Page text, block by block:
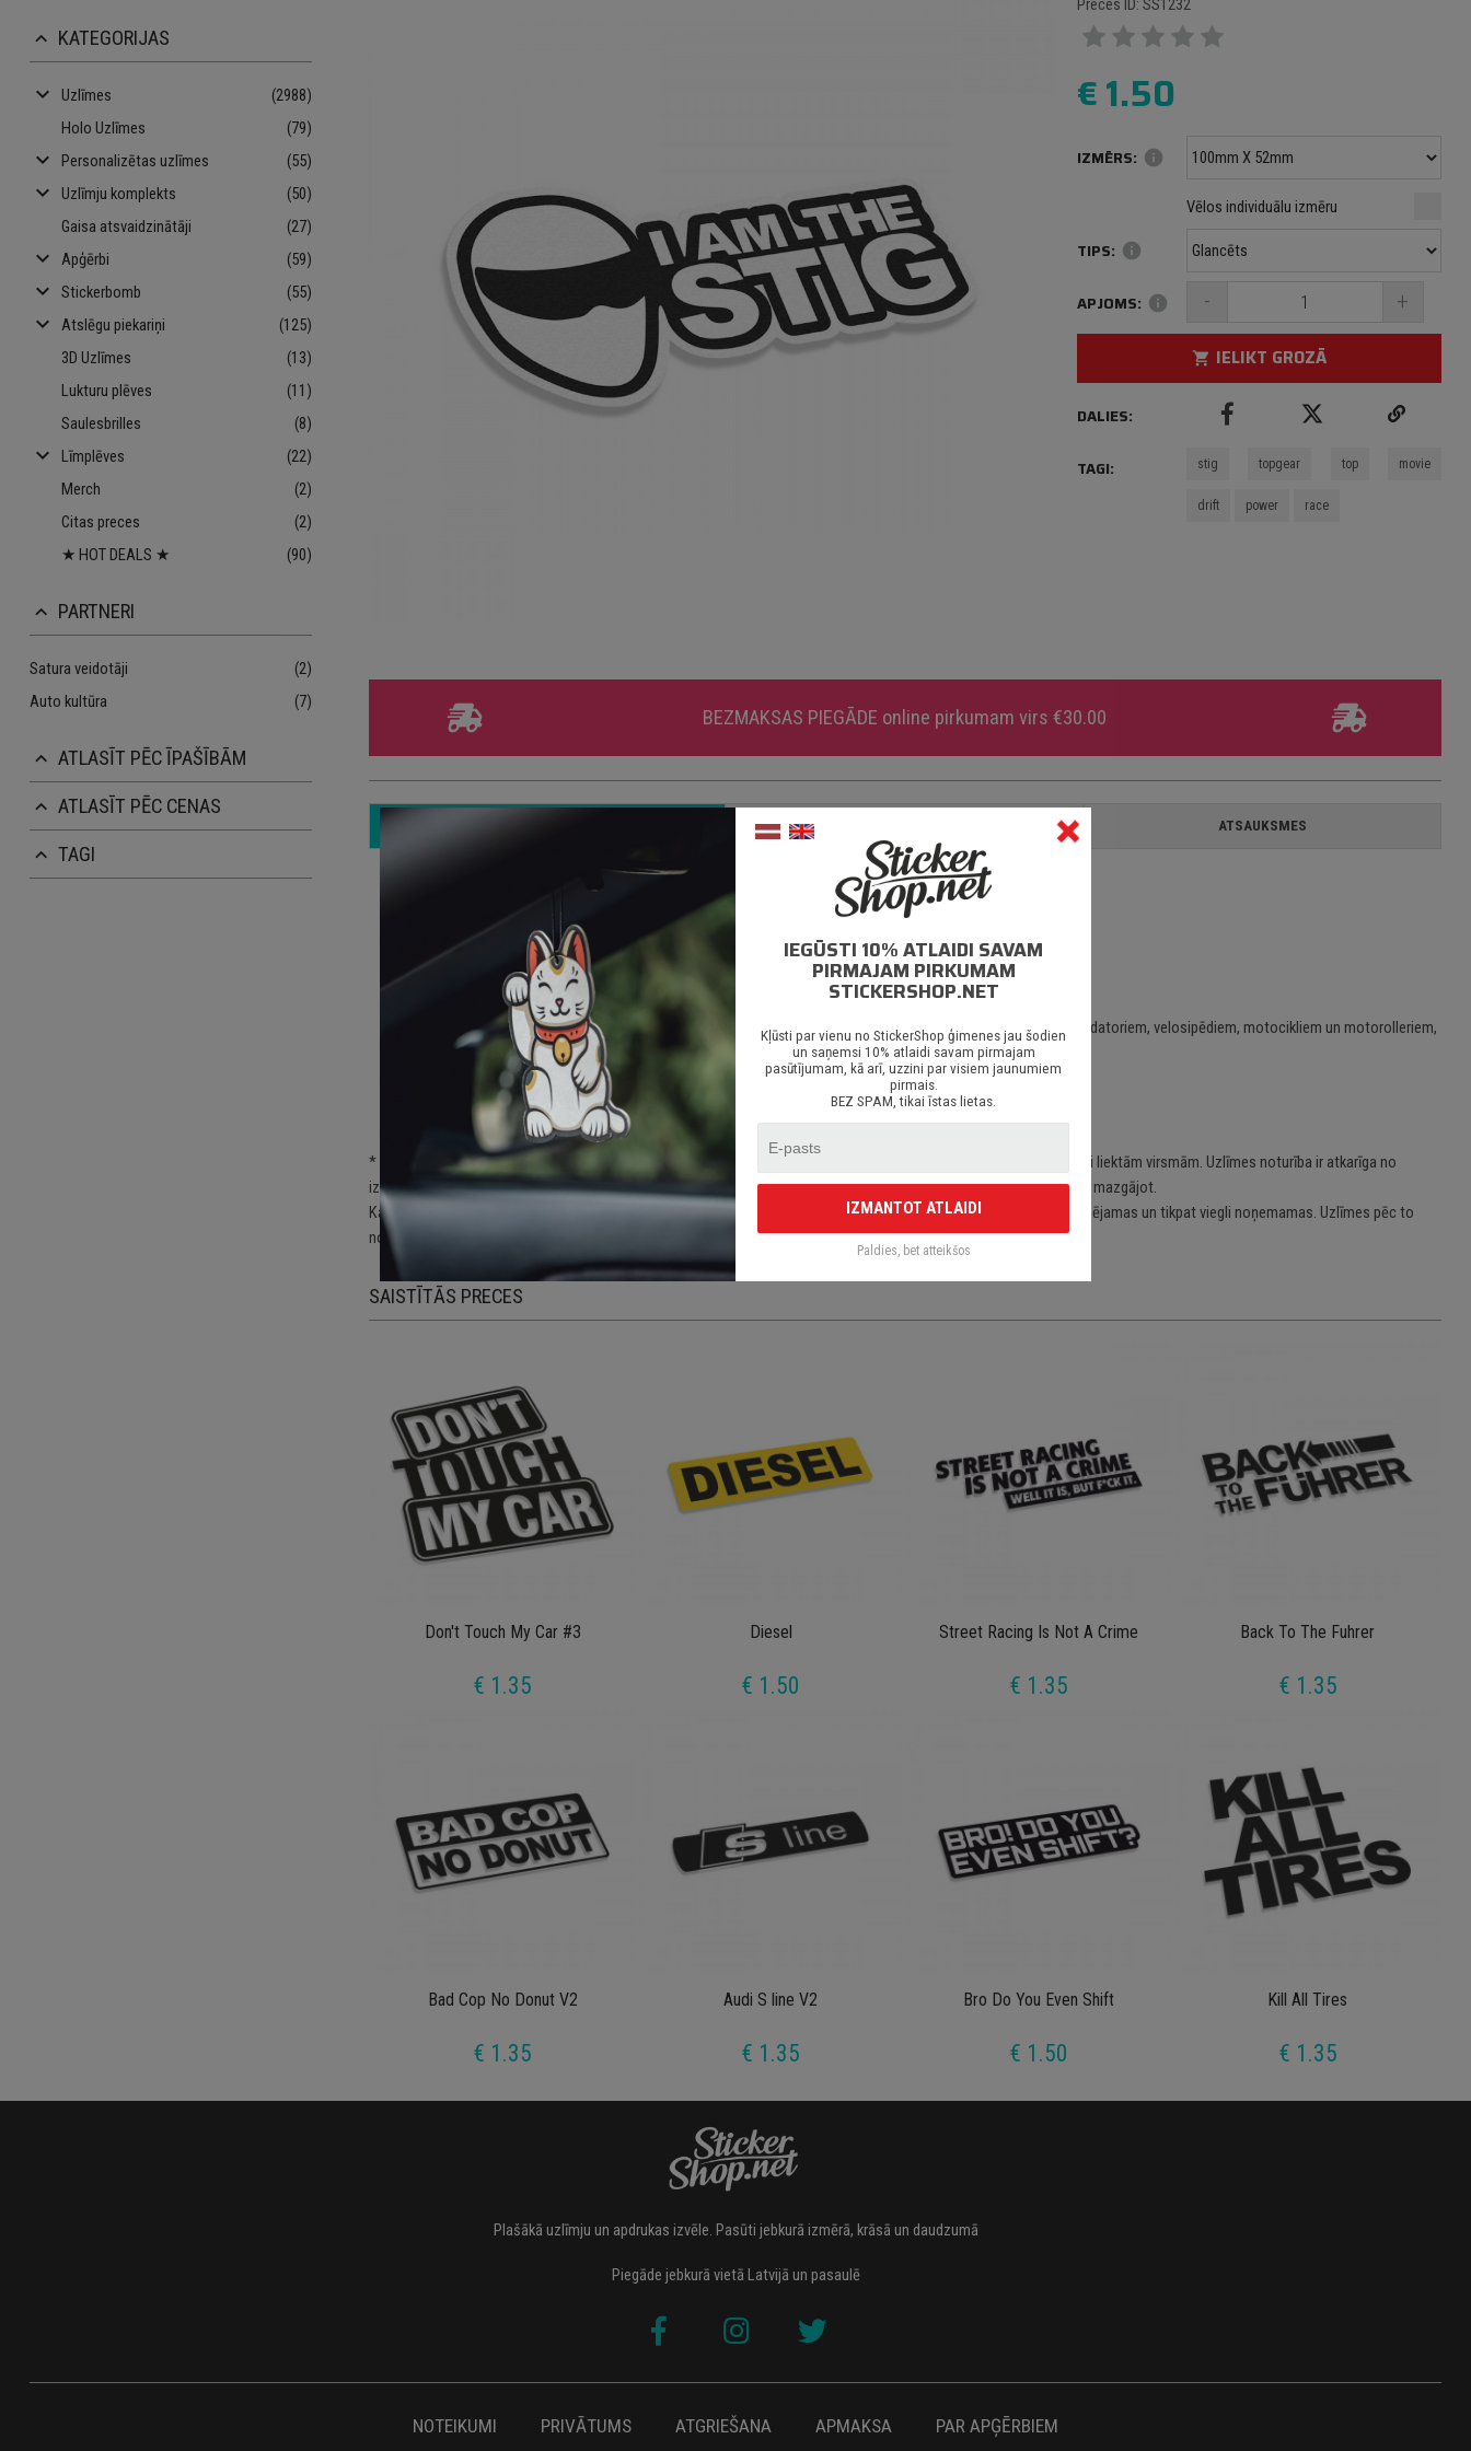
keyboard_arrow_up KATEGORIJAS
keyboard_arrow_down Uzlīmes
(2988)
Holo Uzlīmes
(79)
keyboard_arrow_down Personalizētas uzlīmes (55)
keyboard_arrow_down Uzlīmju komplekts
(50)
Gaisa atsvaidzinātāji
(27)
keyboard_arrow_down Apģērbi (59)
keyboard_arrow_down Stickerbomb (55)
keyboard_arrow_down Atslēgu piekariņi
(125)
3D Uzlīmes
(13)
Lukturu plēves
(11)
Saulesbrilles
(8)
keyboard_arrow_down Līmplēves
(22)
Merch
(2)
Citas preces
(2)
★ HOT DEALS ★
(90)
keyboard_arrow_up PARTNERI
Satura veidotāji
(2)
Auto kultūra
(7)
keyboard_arrow_up ATLASĪT PĒC ĪPAŠĪBĀM
keyboard_arrow_up ATLASĪT PĒC CENAS
keyboard_arrow_up TAGI
Preces ID: SS1232
€1.50
IZMĒRS: info
mm mm
Maksimālais izmērs: 1000 mm
Vēlos individuālu izmēru
TIPS: info
APJOMS: info - +
shopping_cart IELIKT GROZĀ
DALIES:
TAGI: stig topgear top movie
drift power race
BEZMAKSAS PIEGĀDE online pirkumam virs €30.00
ATSAUKSMES
Izmantotas tikai augstas kvalitātes ORACAL līmplēves;
100% mitrumizturība;
3 – 5 gadu līmplēves noturība *;
Spēcīgs līmes slānis;
Paredzēts priekš auto stikliem, virsbūves daļām, krāsotām virsmām, portatīvajiem/stacionārajiem datoriem, velosipēdiem, motocikliem un motorolleriem,
kā arī visām citām gludām un neporainām virsmām;
Piegāde Latvijā un citviet pasaulē bez jebkādiem ierobežojumiem.
* Uzlīme jālīmē uz gludas, attīrītas un sausas virsmas. Uzlīmes līp uz gandrīz visām neporainām un taisnām vai viegli liektām virsmām. Uzlīmes noturība ir atkarīga no
izvēlētās virsmas un novietojuma. Sīku uzlīmes detaļu noturība samazinās virsmu regulāri deformējot, skrāpējot vai mazgājot.
Katra uzlīme ir izgriezta vai printēta pēc pasūtījuma uz augstas kvalītātes ORACAL līmplēvēm. Uzlīmes ir viegli uzlīmējamas un tikpat viegli noņemamas. Uzlīmes pēc to
noņemšanas nebojā aplīmējamo virsmu.
SAISTĪTĀS PRECES
Don't Touch My Car #3
€ 1.35
Diesel
€ 1.50
Street Racing Is Not A Crime
€ 1.35
Back To The Fuhrer
€ 1.35
Bad Cop No Donut V2
€ 1.35
Audi S line V2
€ 1.35
Bro Do You Even Shift
€ 1.50
Kill All Tires
€ 1.35
Plašākā uzlīmju un apdrukas izvēle. Pasūti jebkurā izmērā, krāsā un daudzumā
Piegāde jebkurā vietā Latvijā un pasaulē
NOTEIKUMI PRIVĀTUMS ATGRIEŠANA APMAKSA PAR APĢĒRBIEM
IEGŪSTI 10% ATLAIDI SAVAM
PIRMAJAM PIRKUMAM
STICKERSHOP.NET
Kļūsti par vienu no StickerShop ģimenes jau šodien
un saņemsi 10% atlaidi savam pirmajam
pasūtījumam, kā arī, uzzini par visiem jaunumiem
pirmais.
BEZ SPAM, tikai īstas lietas.
IZMANTOT ATLAIDI
Paldies, bet atteikšos